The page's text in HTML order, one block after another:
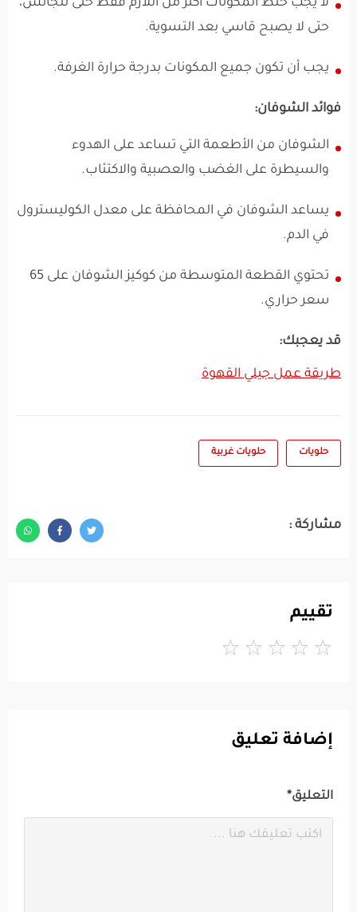
لا يجب خلط المكونات أكثر من اللازم فقط حتى تتجانس،
حتى لا يصبح قاسي بعد التسوية.
يجب أن تكون جميع المكونات بدرجة حرارة الغرفة.
فوائد الشوفان:
الشوفان من الأطعمة التي تساعد على الهدوء
والسيطرة على الغضب والعصبية والاكتئاب.
يساعد الشوفان في المحافظة على معدل الكوليسترول
في الدم.
تحتوي القطعة المتوسطة من كوكيز الشوفان على 65
سعر حراري.
قد يعجبك:
طريقة عمل جيلي القهوة
حلويات حلويات غربية
مشاركة :
تقييم
إضافة تعليق
التعليق*